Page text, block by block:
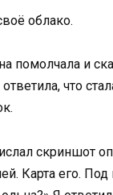
облако.
помолчала и
что
скриншот
Карта его.